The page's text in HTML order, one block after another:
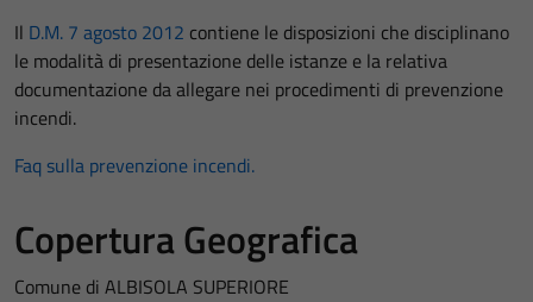
Il D.M. 7 agosto 2012 contiene le disposizioni che disciplinano
le modalità di presentazione delle istanze e la relativa
documentazione da allegare nei procedimenti di prevenzione
incendi.
Faq sulla prevenzione incendi.
Copertura Geografica
Comune di ALBISOLA SUPERIORE